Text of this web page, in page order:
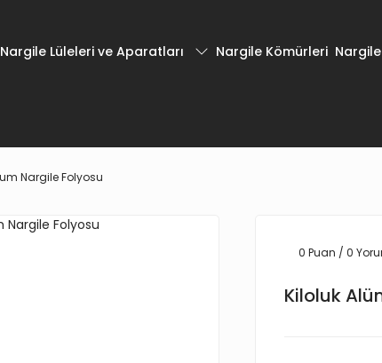
Nargile Lüleleri ve Aparatları Nargile Kömürleri
Nargile Folyosu
0 Puan / 0
Kiloluk